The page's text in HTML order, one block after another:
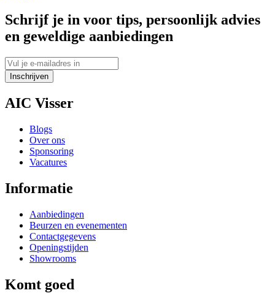
Schrijf je in voor tips, persoonlijk advies
en geweldige aanbiedingen
Inschrijven
AIC Visser
Blogs
Over ons
Sponsoring
Vacatures
Informatie
Aanbiedingen
Beurzen en evenementen
Contactgegevens
Openingstijden
Showrooms
Komt goed